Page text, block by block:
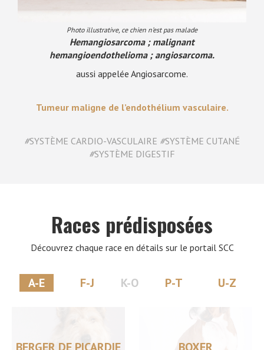
Photo illustrative, ce chien n’est pas malade
Hemangiosarcoma ; malignant
hemangioendothelioma ; angiosarcoma.
aussi appelée Angiosarcome.
Tumeur maligne de l’endothélium vasculaire.
#SYSTÈME CARDIO-VASCULAIRE #SYSTÈME CUTANÉ
#SYSTÈME DIGESTIF
Races prédisposées
Découvrez chaque race en détails sur le portail SCC
A-E F-J K-O P-T U-Z